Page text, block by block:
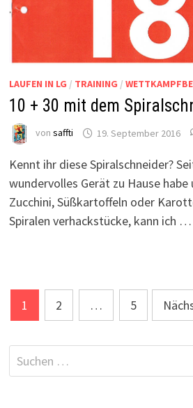
LAUFEN IN LG / TRAINING /
10 + 30 mit dem
von saffti 19. September 2016
Kennt ihr diese Spiralschneider?
wundervolles Gerät zu Hause
Zucchini, Süßkartoffeln oder
Spiralen verhackstücke, kann ich …
Seitennummerierung
der
Beiträge
1 2 … 5
Suchen
nach: